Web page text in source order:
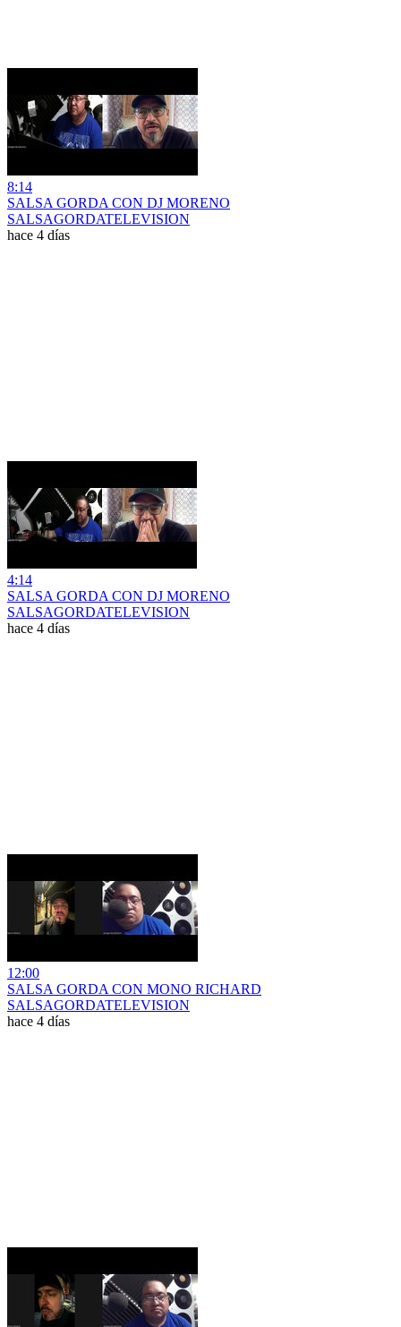
8:14
SALSA GORDA CON DJ MORENO
SALSAGORDATELEVISION
hace 4 días
4:14
SALSA GORDA CON DJ MORENO
SALSAGORDATELEVISION
hace 4 días
12:00
SALSA GORDA CON MONO RICHARD
SALSAGORDATELEVISION
hace 4 días